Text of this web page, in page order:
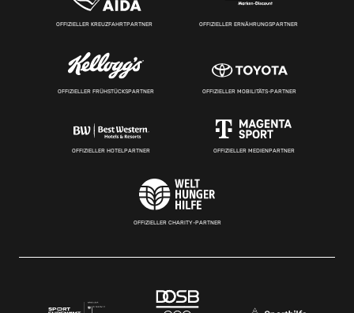
OFFIZIELLER KREUZFAHRTPARTNER OFFIZIELLER ERNÄHRUNGSPARTNER
OFFIZIELLER FRÜHSTÜCKSPARTNER OFFIZIELLER MOBILITÄTS-PARTNER
OFFIZIELLER HOTELPARTNER OFFIZIELLER MEDIENPARTNER
OFFIZIELLER CHARITY-PARTNER